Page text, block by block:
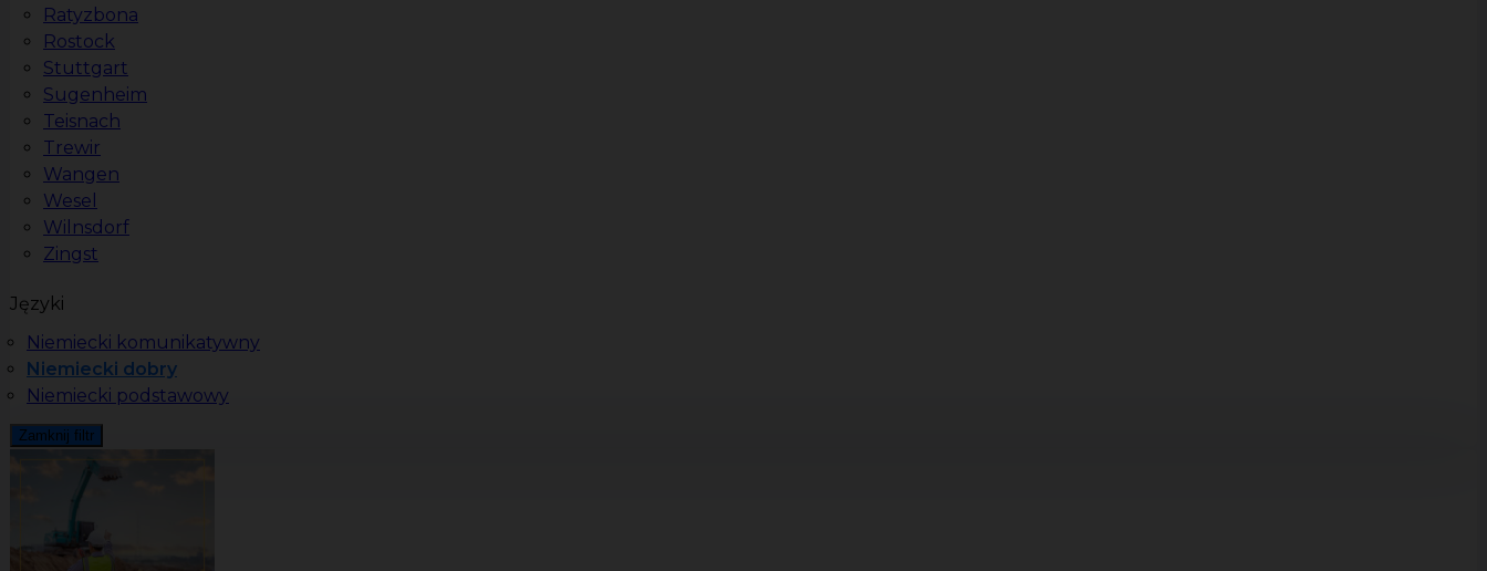
Ratyzbona
Rostock
Stuttgart
Sugenheim
Teisnach
Trewir
Wangen
Wesel
Wilnsdorf
Zingst
Języki
Niemiecki komunikatywny
Niemiecki dobry
Niemiecki podstawowy
Zamknij filtr